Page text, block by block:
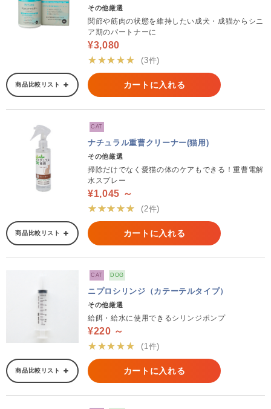
その他厳選
関節や筋肉の状態を維持したい成犬・成猫からシニ
ア期のパートナーに
¥3,080
★★★★★
(3件)
商品比較リスト カートに入れる
CAT
ナチュラル重曹クリーナー(猫用)
その他厳選
掃除だけでなく愛猫の体のケアもできる！重曹電解
水スプレー
¥1,045 ～
★★★★★
(2件)
商品比較リスト カートに入れる
CAT DOG
ニプロシリンジ（カテーテルタイプ）
その他厳選
給餌・給水に使用できるシリンジポンプ
¥220 ～
★★★★★
(1件)
商品比較リスト カートに入れる